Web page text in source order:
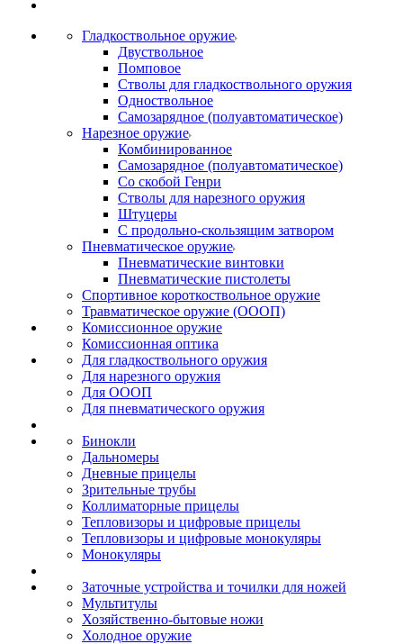
Гладкоствольное оружие
Двуствольное
Помповое
Стволы для гладкоствольного оружия
Одноствольное
Самозарядное (полуавтоматическое)
Нарезное оружие
Комбинированное
Самозарядное (полуавтоматическое)
Со скобой Генри
Стволы для нарезного оружия
Штуцеры
С продольно-скользящим затвором
Пневматическое оружие
Пневматические винтовки
Пневматические пистолеты
Спортивное короткоствольное оружие
Травматическое оружие (ОООП)
Комиссионное оружие
Комиссионная оптика
Для гладкоствольного оружия
Для нарезного оружия
Для ОООП
Для пневматического оружия
Бинокли
Дальномеры
Дневные прицелы
Зрительные трубы
Коллиматорные прицелы
Тепловизоры и цифровые прицелы
Тепловизоры и цифровые монокуляры
Монокуляры
Заточные устройства и точилки для ножей
Мультитулы
Хозяйственно-бытовые ножи
Холодное оружие